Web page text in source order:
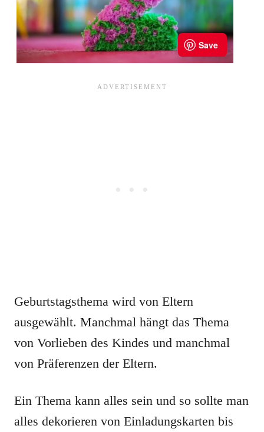
Geburtstagsthema wird von Eltern
ausgewählt. Manchmal hängt das Thema
von Vorlieben des Kindes und manchmal
von Präferenzen der Eltern.
Ein Thema kann alles sein und so sollte man
alles dekorieren von Einladungskarten bis